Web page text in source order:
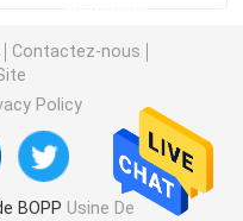
Contactez-nous
Policy
BOPP Usine De